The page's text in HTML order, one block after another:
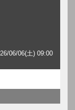
06/06(土) 09:00